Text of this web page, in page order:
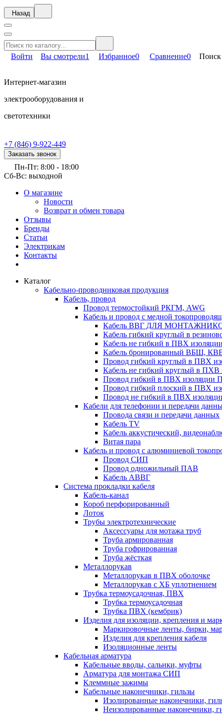
Назад
Войти Вы смотрели1 Избранное0 Сравнение0 Поиск
Интернет-магазин
электрооборудования и
светотехники
+7 (846) 9-922-449
Заказать звонок
Пн-Пт: 8:00 - 18:00
Сб-Вс: выходной
О магазине
Новости
Возврат и обмен товара
Отзывы
Бренды
Статьи
Электрикам
Контакты
Каталог
Кабельно-проводниковая продукция
Кабель, провод
Провод термостойкий РКГМ, AWG
Кабель и провод с медной
Кабель ВВГ ДЛЯ
Кабель гибкий круглый в
Кабель не гибкий в ПВХ
Кабель бронированный ВБШ,
Провод гибкий круглый в ПВХ
Кабель не гибкий круглый в
Провод гибкий в ПВХ изоляции
Провод гибкий плоский в ПВХ
Провод не гибкий в ПВХ
Кабели для телефонии и передачи
Провода связи и передачи данных
Кабель TV
Кабель аккустический,
Витая пара
Кабель и провод с алюминиевой
Провод СИП
Провод одножильный ПАВ
Кабель АВВГ
Система прокладки кабеля
Кабель-канал
Короб перфорированный
Лоток
Трубы электротехнические
Аксессуары для мотажа труб
Труба армированная
Труба гофрированная
Труба жёсткая
Металлорукав
Металлорукав в ПВХ оболочке
Металлорукав с ХБ уплотнением
Трубка термоусадочная, ПВХ
Трубка термоусадочная
Трубка ПВХ (кембрик)
Изделия для изоляции, крепления и
Маркировочные ленты, бирки,
Изделия для крепления кабеля
Изоляционные ленты
Кабельная арматура
Кабельные вводы, сальнки, муфты
Арматура для монтажа СИП
Клеммные зажимы
Кабельные наконечники, гильзы
Изолированные наконечники,
Неизолированные наконечники,